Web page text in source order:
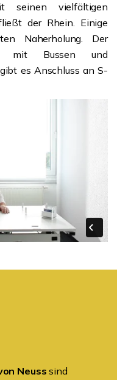
seinen vielfältigen
der Rhein. Einige
Naherholung. Der
mit Bussen und
es Anschluss an S-
Neuss sind